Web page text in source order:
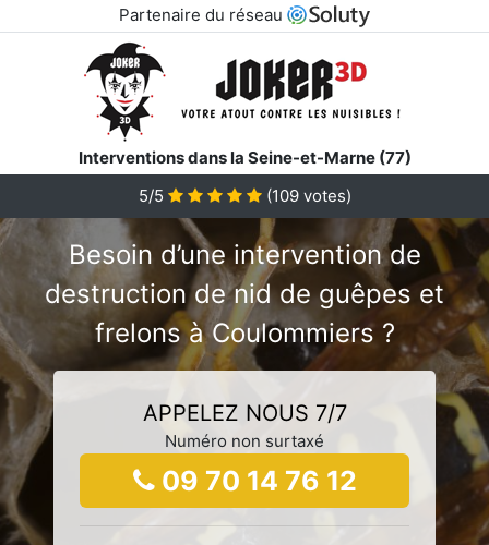
Partenaire du réseau
Interventions dans la Seine-et-Marne (77)
5/5
(109votes)
Besoin d’une intervention de
destruction de nid de guêpes et
frelons à Coulommiers ?
APPELEZ NOUS 7/7
Numéro non surtaxé
09 70 14 76 12